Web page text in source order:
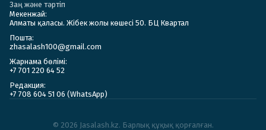
Заң және тәртіп
Мекенжай:
Алматы қаласы. Жібек жолы көшесі 50. БЦ Квартал
Пошта:
zhasalash100@gmail.com
Жарнама бөлімі:
+7 701 220 64 52
Редакция:
+7 708 604 51 06 (WhatsApp)
© 2026 Jasalash.kz. Барлық құқық қорғалған.